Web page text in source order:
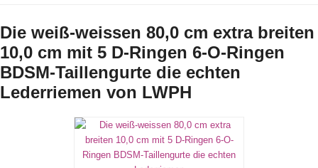
Die weiß-weissen 80,0 cm extra breiten
10,0 cm mit 5 D-Ringen 6-O-Ringen
BDSM-Taillengurte die echten
Lederriemen von LWPH